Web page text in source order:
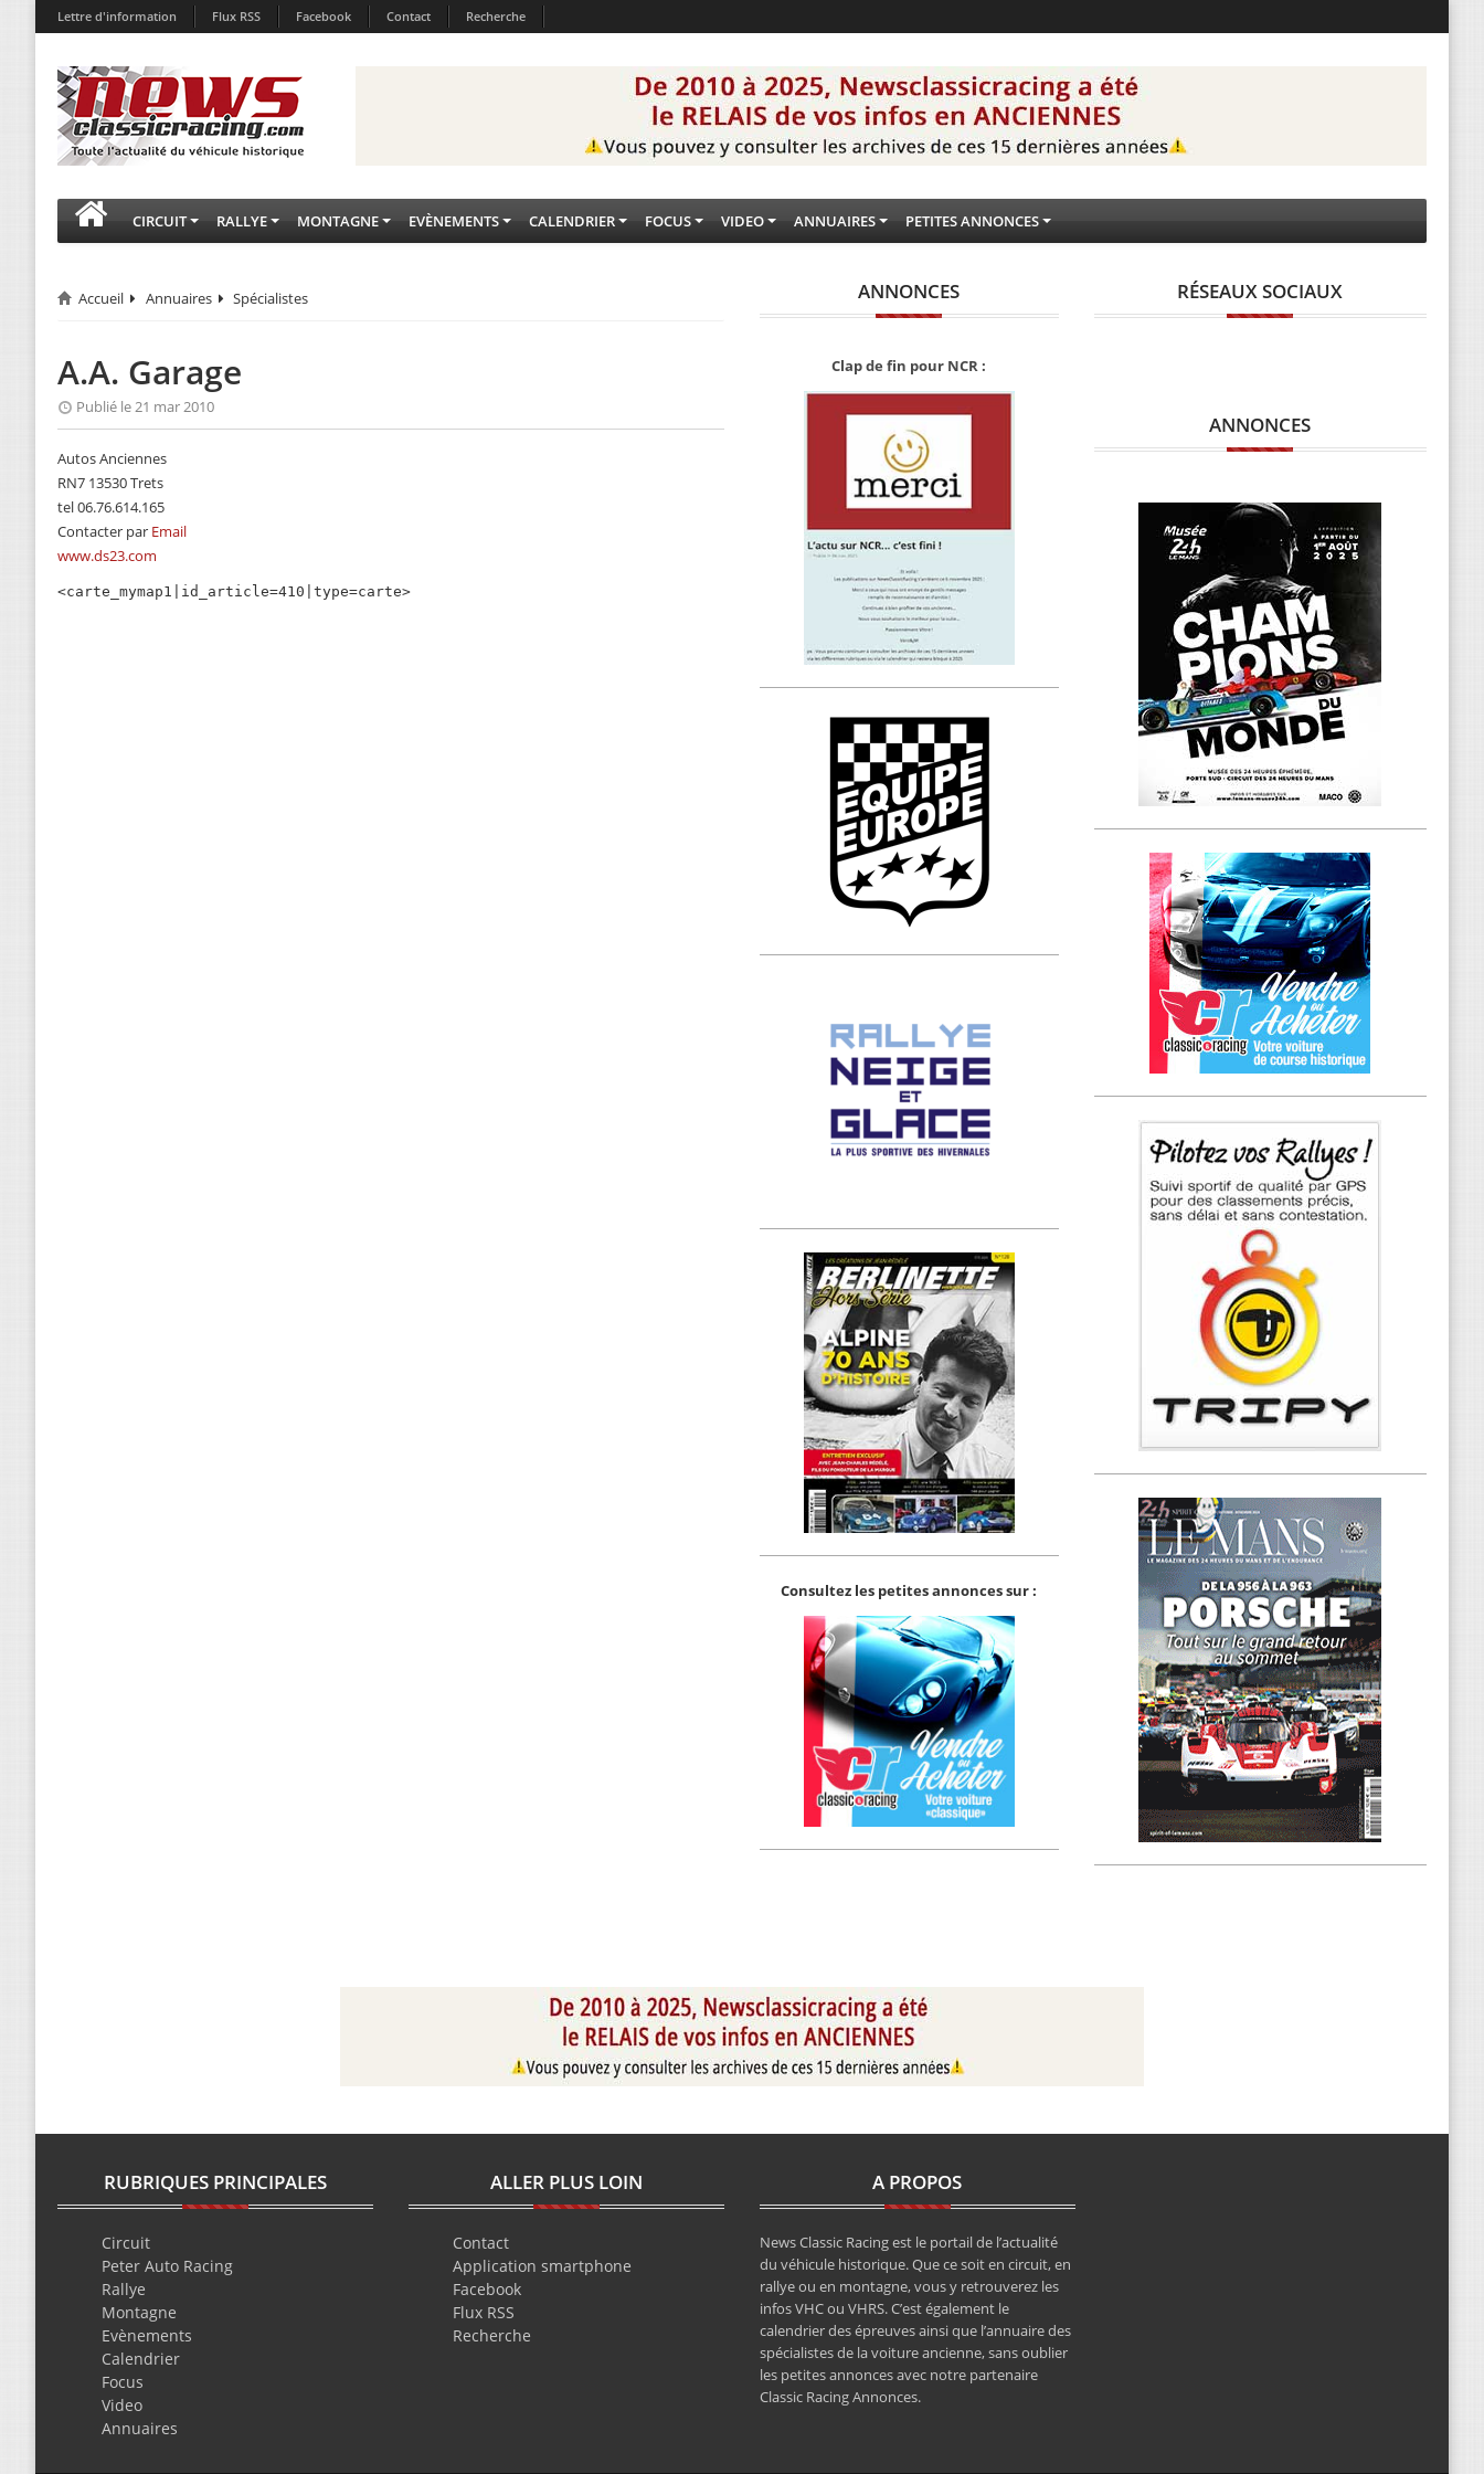
Lettre d'information Flux RSS Facebook Contact Recherche
CIRCUIT RALLYE MONTAGNE EVÈNEMENTS CALENDRIER FOCUS VIDEO ANNUAIRES PETITES ANNONCES
Accueil Annuaires Spécialistes
A.A. Garage
Publié le 21 mar 2010
Autos Anciennes
RN7 13530 Trets
tel 06.76.614.165
Contacter par Email
www.ds23.com
<carte_mymap1|id_article=410|type=carte>
ANNONCES
Clap de fin pour NCR :
Consultez les petites annonces sur :
RÉSEAUX SOCIAUX
ANNONCES
RUBRIQUES PRINCIPALES
Circuit
Peter Auto Racing
Rallye
Montagne
Evènements
Calendrier
Focus
Video
Annuaires
ALLER PLUS LOIN
Contact
Application smartphone
Facebook
Flux RSS
Recherche
A PROPOS
News Classic Racing est le portail de l’actualité
du véhicule historique. Que ce soit en circuit, en
rallye ou en montagne, vous y retrouverez les
infos VHC ou VHRS. C’est également le
calendrier des épreuves ainsi que l’annuaire des
spécialistes de la voiture ancienne, sans oublier
les petites annonces avec notre partenaire
Classic Racing Annonces.